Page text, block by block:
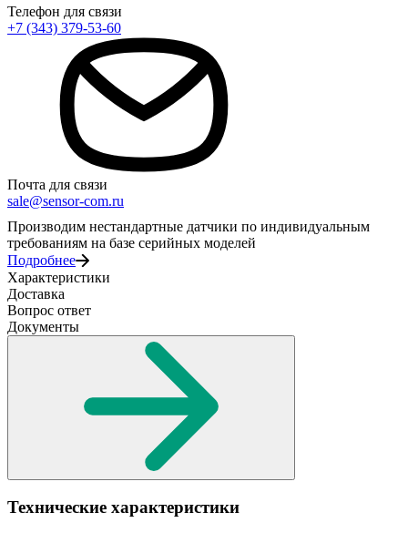
Телефон для связи
+7 (343) 379-53-60
Почта для связи
sale@sensor-com.ru
Производим нестандартные датчики по индивидуальным
требованиям на базе серийных моделей
Подробнее
Характеристики
Доставка
Вопрос ответ
Документы
Технические характеристики